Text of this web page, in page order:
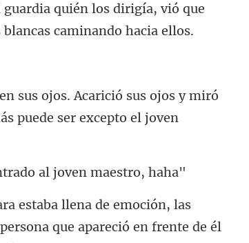
a quién los dirigía, vió que
os. Acarició sus ojos y miró
ón, las
que apa